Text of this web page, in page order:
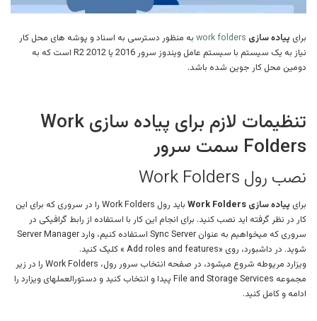
برای پیاده سازی work folders به منظور دسترسی به اسناد و پوشه های محل کار
نیاز به یک سیستم با سیستم عامل ویندوز سرور 2016 یا 2012 R2 است که به
دومین محل کار جوین شده باشد.
تنظیمات لازم برای پیاده سازی Work
Folders سمت سرور
نصب رول Work Folders
برای پیاده سازی Work Folders
باید رول Work Folders را در سروری که برای این
کار در نظر گرفته اید نصب کنید. برای انجام این کار با استفاده از رابط گرافیکی در
سروری که میخواهیم به عنوان Sync Server استفاده کنیم، وارد Server Manager
شوید. در داشبورد، روی «Add roles and features » کلیک کنید.
ویزارد مریوطه شروع میشود، در صفحه انتخاب سرور رول، Work Folders را در زیر
مجموعه File and Storage Services پیدا و انتخاب کنید و دستورالعملهای ویزارد را
ادامه و کامل کنید.